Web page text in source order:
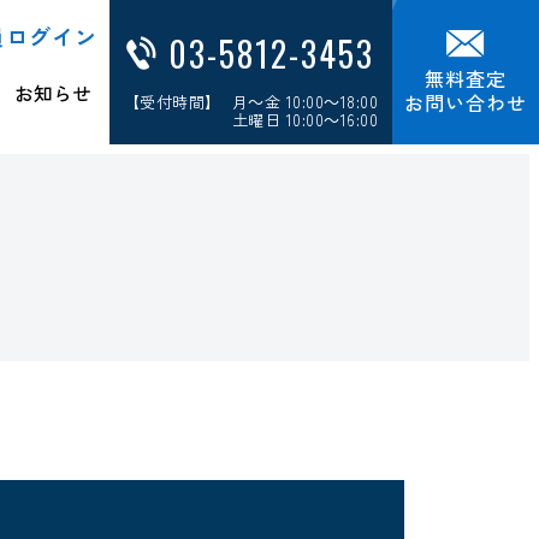
グイン
お知らせ
03-5812-3453
【受付時間】 月～金 10:00～18:00
土曜日 10:00～16:00
無料査定
お問い合わせ